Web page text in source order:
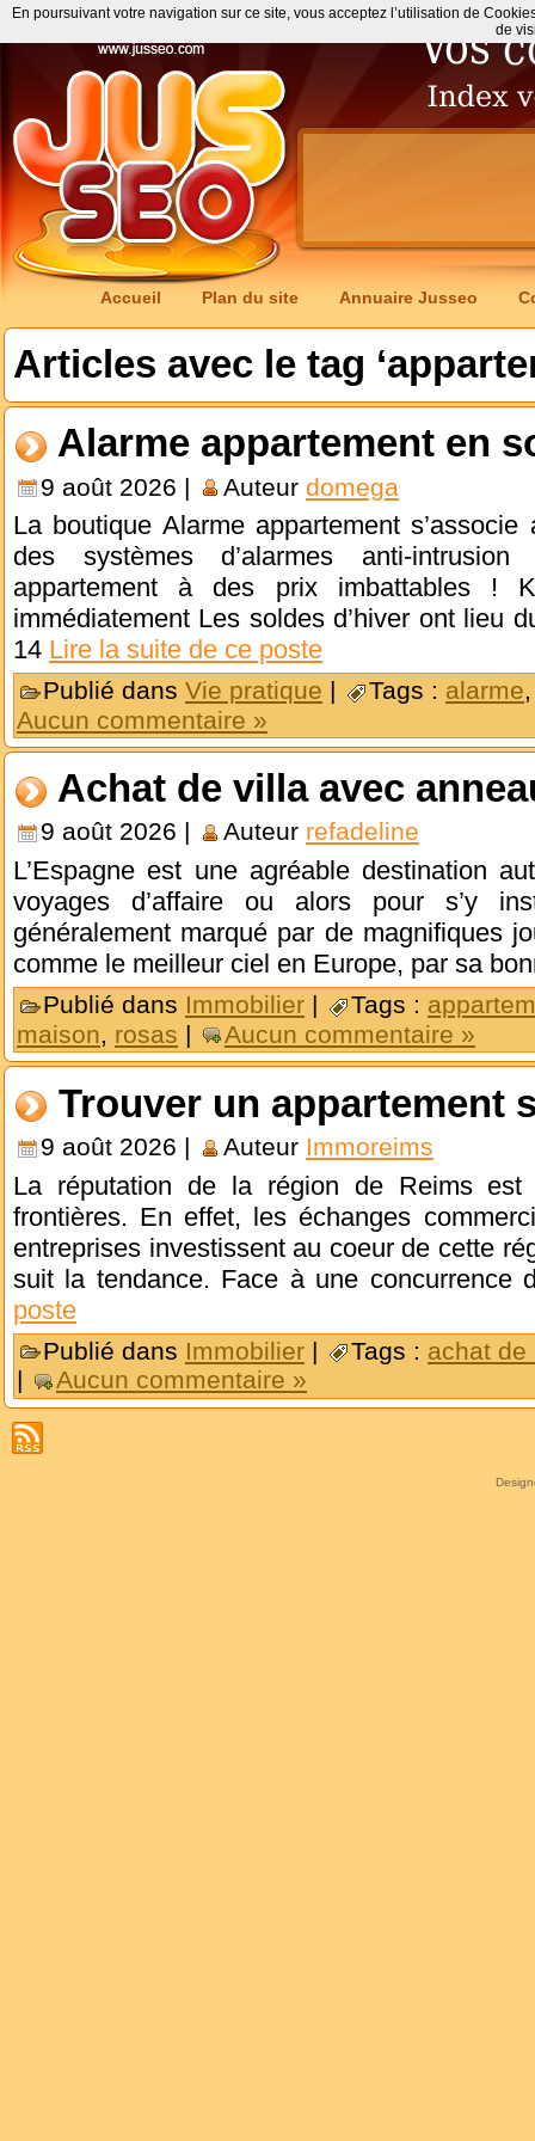
Accueil Plan du site Annuaire Jusseo
Articles avec le tag
Alarme appartement en
9 août 2026 | Auteur domega
La boutique Alarme appartement
des systèmes d’alarmes anti-
appartement à des prix imbattables !
immédiatement Les soldes d’hiver ont lieu
14 Lire la suite de ce poste
Publié dans Vie pratique | Tags : alarme
Aucun commentaire »
Achat de villa avec
9 août 2026 | Auteur refadeline
L’Espagne est une agréable destination
voyages d’affaire ou alors pour s’y
généralement marqué par de magnifiques
comme le meilleur ciel en Europe, par sa
Publié dans Immobilier | Tags :
maison
rosas | Aucun commentaire »
Trouver un appartement
9 août 2026 | Auteur Immoreims
La réputation de la région de Reims
frontières. En effet, les échanges
entreprises investissent au coeur de cette
suit la tendance. Face à une concurrence
poste
Publié dans Immobilier | Tags : achat de
|
Aucun commentaire »
En poursuivant votre navigation sur ce site, vous acceptez l’utilisation de
de